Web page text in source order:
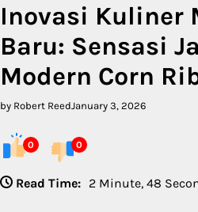
Inovasi Kuliner
Baru: Sensasi
Modern Corn
by Robert ReedJanuary 3, 2026
0 0
Read Time: 2 Minute, 48